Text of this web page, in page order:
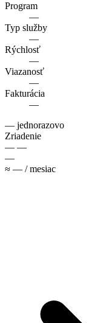
Program
—
Typ služby
—
Rýchlosť
—
Viazanosť
—
Fakturácia
—
— jednorazovo
Zriadenie
— —
—
≈ — / mesiac